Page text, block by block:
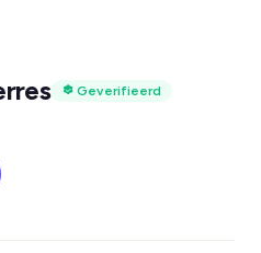
Geverifieerd